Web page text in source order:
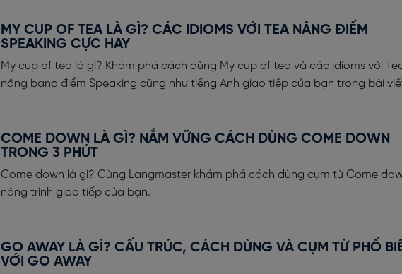
MY CUP OF TEA LÀ GÌ? CÁC IDIOMS VỚI TEA NÂNG ĐIỂM
SPEAKING CỰC HAY
My cup of tea là gì? Khám phá cách dùng My cup of tea và các idioms với
nâng band điểm Speaking cũng như tiếng Anh giao tiếp của bạn trong bài
COME DOWN LÀ GÌ? NẮM VỮNG CÁCH DÙNG COME DOWN
TRONG 3 PHÚT
Come down là gì? Cùng Langmaster khám phá cách dùng cụm từ Come
nâng trình giao tiếp của bạn.
GO AWAY LÀ GÌ? CẤU TRÚC, CÁCH DÙNG VÀ CỤM TỪ PHỔ
VỚI GO AWAY